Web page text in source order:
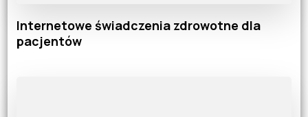
Internetowe świadczenia zdrowotne dla
pacjentów